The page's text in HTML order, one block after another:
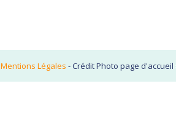
Mentions Légales - Crédit Photo page